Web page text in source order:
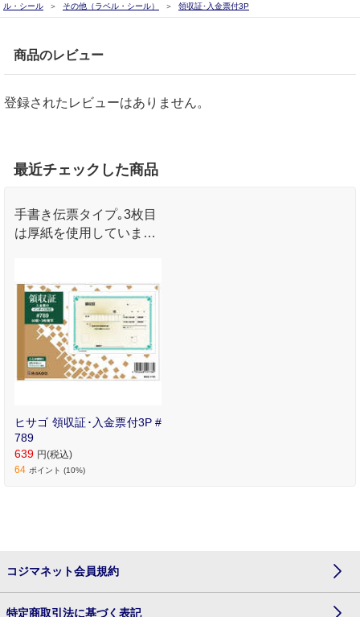
ル・シール
その他（ラベル・シール） 領収証･入金票付3P
商品のレビュー
登録されたレビューはありません。
最近チェックした商品
手書き伝票タイプ｡3枚目
は厚紙を使用していま
ヒサゴ 領収証･入金票付3P #
789
639 円(税込)
64 ポイント (10%)
コジマネット会員規約
特定商取引法に基づく表記